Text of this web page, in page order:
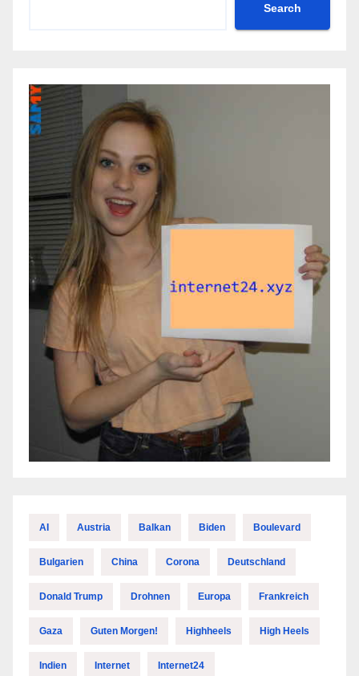
Search
AI Austria Balkan Biden Boulevard
Bulgarien China Corona Deutschland
Donald Trump Drohnen Europa Frankreich
Gaza Guten Morgen! Highheels High Heels
Indien Internet Internet24